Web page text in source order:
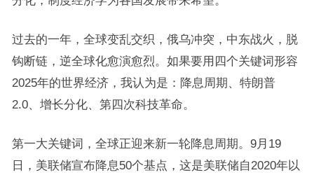
过去的一年，全球变乱交织，俄乌冲突，中东战火，脱
钩断链，逆全球化愈演愈烈。如果要用四个关键词形容
2025年的世界经济，我认为是：降息周期、特朗普
2.0、增长分化、第四次科技革命。
第一大关键词，全球正迎来新一轮降息周期。9月19
日，美联储宣布降息50个基点，这是美联储自2020年以